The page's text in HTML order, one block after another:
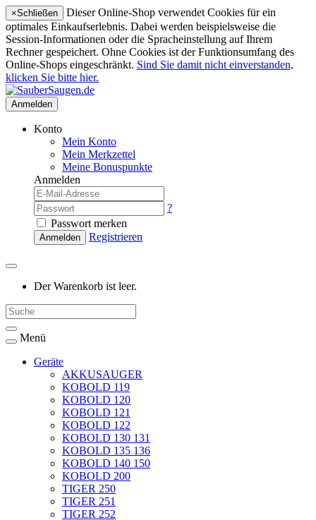
×Schließen
Dieser Online-Shop verwendet Cookies für ein
optimales Einkaufserlebnis. Dabei werden beispielsweise die
Session-Informationen oder die Spracheinstellung auf Ihrem
Rechner gespeichert. Ohne Cookies ist der Funktionsumfang des
Online-Shops eingeschränkt. Sind Sie damit nicht einverstanden,
klicken Sie bitte hier.
Anmelden
Konto
Mein Konto
Mein Merkzettel
Meine Bonuspunkte
Anmelden
?
Passwort merken
Anmelden Registrieren
Der Warenkorb ist leer.
Menü
Geräte
AKKUSAUGER
KOBOLD 119
KOBOLD 120
KOBOLD 121
KOBOLD 122
KOBOLD 130 131
KOBOLD 135 136
KOBOLD 140 150
KOBOLD 200
TIGER 250
TIGER 251
TIGER 252